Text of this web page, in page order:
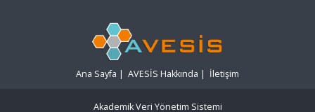
Ana Sayfa | AVESİS Hakkında | İletişim
Akademik Veri Yönetim Sistemi